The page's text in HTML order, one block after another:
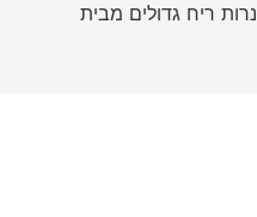
/ CARIBBEAN ISLAND נרות ריח גדולים מבית